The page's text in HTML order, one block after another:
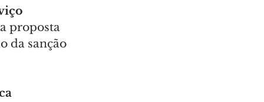
proposta
da sanção